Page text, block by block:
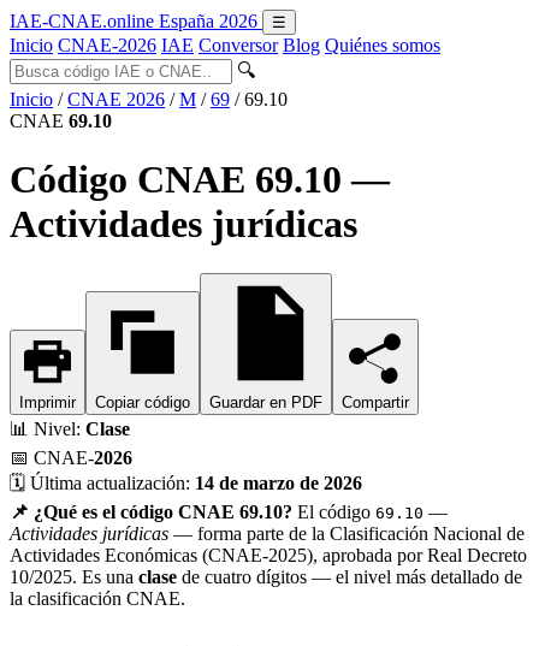
IAE-CNAE.online España 2026 ☰
Inicio CNAE-2026 IAE Conversor Blog Quiénes somos
🔍
Inicio / CNAE 2026 / M / 69 / 69.10
CNAE 69.10
Código CNAE 69.10 —
Actividades jurídicas
Imprimir Copiar código Guardar en PDF Compartir
📊 Nivel: Clase
📅 CNAE-2026
🗓️ Última actualización: 14 de marzo de 2026
📌 ¿Qué es el código CNAE 69.10? El código 69.10 —
Actividades jurídicas — forma parte de la Clasificación Nacional de
Actividades Económicas (CNAE-2025), aprobada por Real Decreto
10/2025. Es una clase de cuatro dígitos — el nivel más detallado de
la clasificación CNAE.